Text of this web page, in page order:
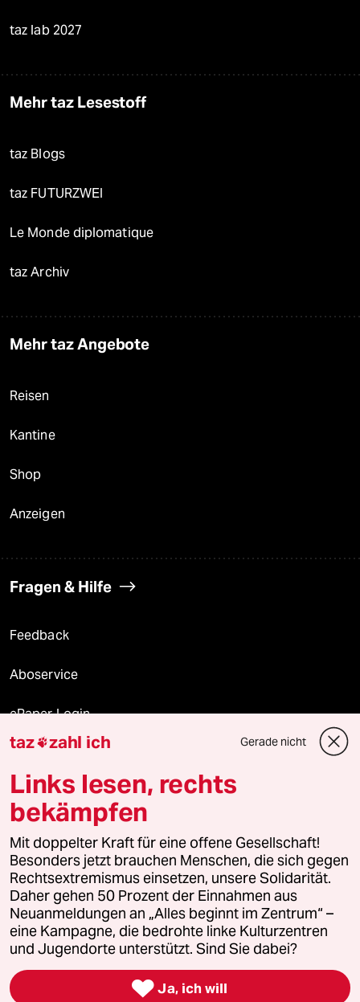
taz lab 2027
Mehr taz Lesestoff
taz Blogs
taz FUTURZWEI
Le Monde diplomatique
taz Archiv
Mehr taz Angebote
Reisen
Kantine
Shop
Anzeigen
Fragen & Hilfe
Feedback
Aboservice
ePaper Login
Downloads für Abonnierende
© 2026 taz Verlags und Vertriebs GmbH
Alle Rechte vorbehalten. Bei rechtlichen Fragen oder für Genehmigungen
wenden Sie sich bitte an
lizenzen@taz.de
Feedback Redaktionsstatut Kommune-Richtlinien
Leitlinie Informant Datenschutz Impressum AGB
Seitenwende Einwilligungen widerrufen (Ads)
taz zahl ich Gerade nicht
Links lesen, rechts
bekämpfen
Mit doppelter Kraft für eine offene Gesellschaft!
Besonders jetzt brauchen Menschen, die sich gegen
Rechtsextremismus einsetzen, unsere Solidarität.
Daher gehen 50 Prozent der Einnahmen aus
Neuanmeldungen an „Alles beginnt im Zentrum“ –
eine Kampagne, die bedrohte linke Kulturzentren
und Jugendorte unterstützt. Sind Sie dabei?
 Ja, ich will